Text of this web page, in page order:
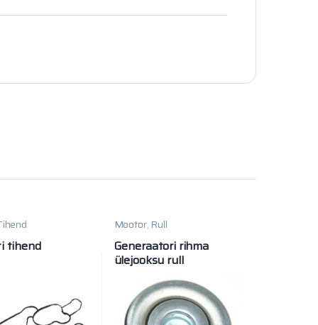
tihend
Mootor, Rull
Generaatori rihma
ülejooksu rull